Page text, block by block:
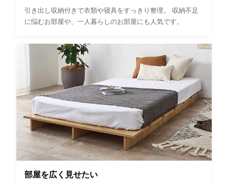
引き出し収納付きで衣類や寝具をすっきり整理。 収納不足
に悩むお部屋や、一人暮らしのお部屋にも人気です。
部屋を広く見せたい